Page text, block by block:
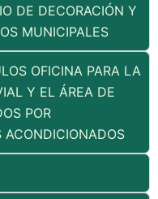
DE DECORACIÓN Y
MUNICIPALES
OFICINA PARA LA
Y EL ÁREA DE
POR
ACONDICIONADOS